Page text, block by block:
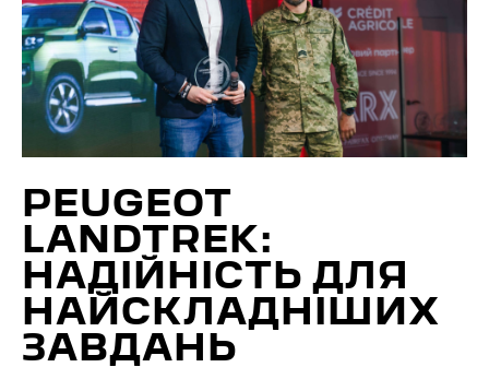
PEUGEOT
LANDTREK:
НАДІЙНІСТЬ ДЛЯ
НАЙСКЛАДНІШИХ
ЗАВДАНЬ